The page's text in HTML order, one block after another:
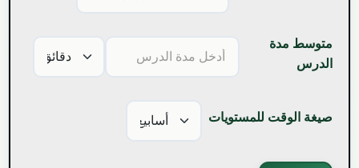
متوسط مدة
الدرس
صيغة الوقت للمستويات